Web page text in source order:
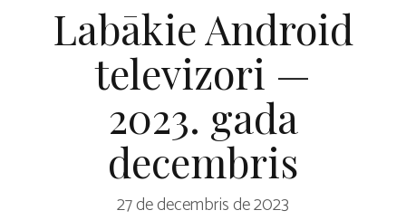
Labākie Android
televizori —
2023. gada
decembris
27 de decembris de 2023